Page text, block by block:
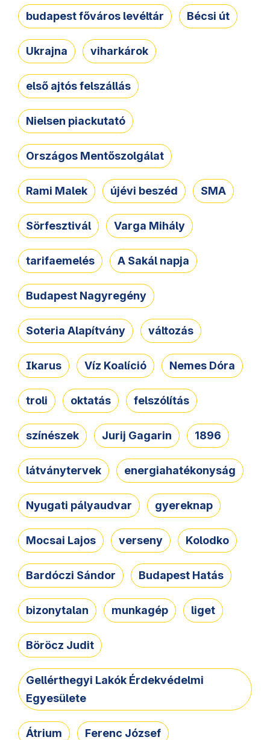
budapest főváros levéltár Bécsi út
Ukrajna viharkárok
első ajtós felszállás
Nielsen piackutató
Országos Mentőszolgálat
Rami Malek újévi beszéd SMA
Sörfesztivál Varga Mihály
tarifaemelés A Sakál napja
Budapest Nagyregény
Soteria Alapítvány változás
Ikarus Víz Koalíció Nemes Dóra
troli oktatás felszólítás
színészek Jurij Gagarin 1896
látványtervek energiahatékonyság
Nyugati pályaudvar gyereknap
Mocsai Lajos verseny Kolodko
Bardóczi Sándor Budapest Hatás
bizonytalan munkagép liget
Böröcz Judit
Gellérthegyi Lakók Érdekvédelmi
Egyesülete
Átrium Ferenc József